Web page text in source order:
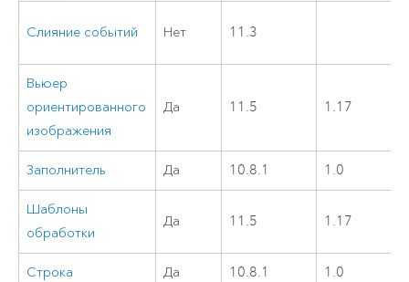
Слияние событий Нет 11.3
Вьюер
ориентированного
изображения
Да 11.5 1.17
Заполнитель Да 10.8.1 1.0
Шаблоны
обработки
Да 11.5 1.17
Строка Да 10.8.1 1.0